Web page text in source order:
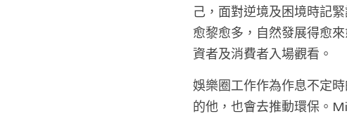
己，面對逆境及困境時記
愈黎愈多，自然發展得愈
資者及消費者入場觀看。
娛樂圈工作作為作息不定
的他，也會去推動環保。